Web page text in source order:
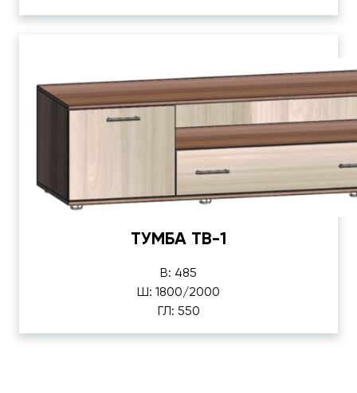
ТУМБА ТВ-1
В: 485
Ш: 1800/2000
ГЛ: 550